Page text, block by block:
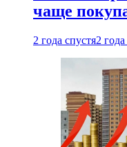
чаще
2 года спустя2